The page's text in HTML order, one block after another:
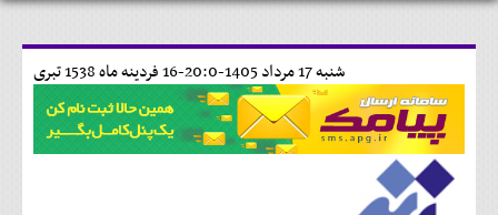
16 فردينه ماه 1538 تبری شنبه 17 مرداد 1405-20:0-